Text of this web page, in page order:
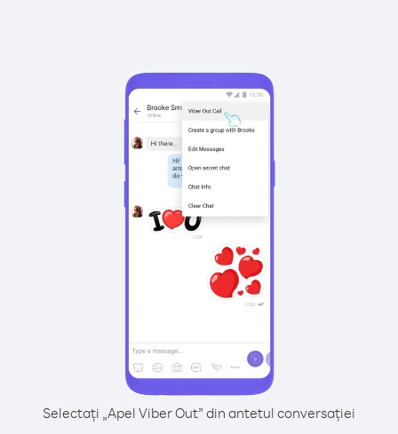
Selectați „Apel Viber Out” din antetul conversației